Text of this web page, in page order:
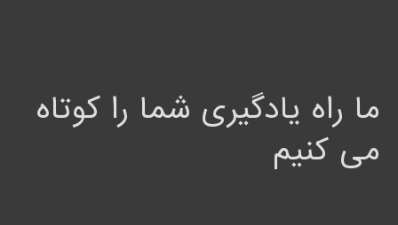
ما راه یادگیری شما را کوتاه
می کنیم